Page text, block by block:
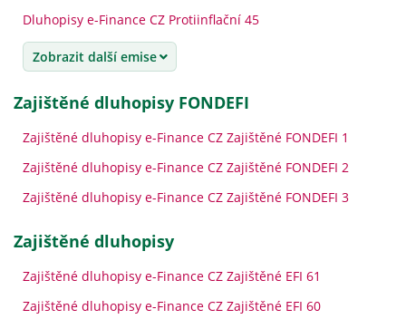
Dluhopisy e-Finance CZ Protiinflační 45
Zobrazit další emise
Zajištěné dluhopisy FONDEFI
Zajištěné dluhopisy e-Finance CZ Zajištěné FONDEFI 1
Zajištěné dluhopisy e-Finance CZ Zajištěné FONDEFI 2
Zajištěné dluhopisy e-Finance CZ Zajištěné FONDEFI 3
zajištěné dluhopisy
Zajištěné dluhopisy e-Finance CZ Zajištěné EFI 61
Zajištěné dluhopisy e-Finance CZ Zajištěné EFI 60